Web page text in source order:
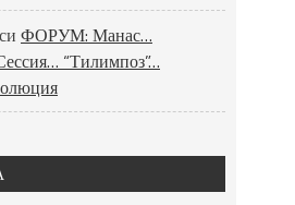
ФОРУМ: Манас…
“Тилимпоз”…